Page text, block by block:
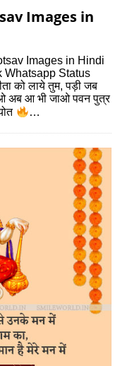
Images in
Images in Hindi
Whatsapp Status
को लाये तुम, पड़ी जब
अब आ भी जाओ पवन पुत्र
…